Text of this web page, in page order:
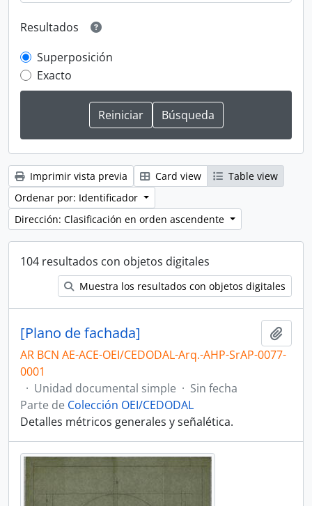
Resultados
Superposición
Exacto
Imprimir vista previa Card view
Table view
Ordenar por: Identificador
Dirección: Clasificación en orden ascendente
104 resultados con objetos digitales
Muestra los resultados con objetos digitales
[Plano de fachada]
AR BCN AE-ACE-OEI/CEDODAL-Arq.-AHP-SrAP-0077-
0001
· Unidad documental simple · Sin fecha
Parte de Colección OEI/CEDODAL
Detalles métricos generales y señalética.